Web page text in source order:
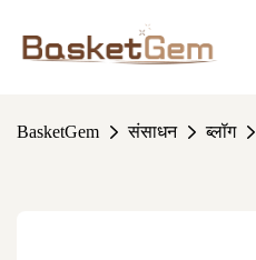
BasketGem संसाधन ब्लॉग